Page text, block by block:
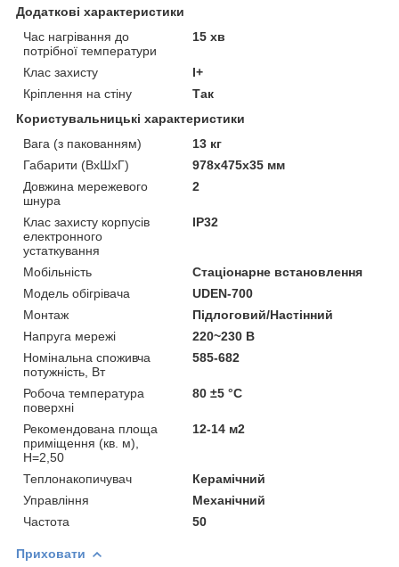
Додаткові характеристики
Час нагрівання до
потрібної температури
15 хв
Клас захисту
I+
Кріплення на стіну
Так
Користувальницькі характеристики
Вага (з пакованням)
13 кг
Габарити (ВхШхГ)
978х475х35 мм
Довжина мережевого
шнура
2
Клас захисту корпусів
електронного
устаткування
IP32
Мобільність
Стаціонарне встановлення
Модель обігрівача
UDEN-700
Монтаж
Підлоговий/Настінний
Напруга мережі
220~230 В
Номінальна споживча
потужність, Вт
585-682
Робоча температура
поверхні
80 ±5 °С
Рекомендована площа
приміщення (кв. м),
H=2,50
12-14 м2
Теплонакопичувач
Керамічний
Управління
Механічний
Частота
50
Приховати